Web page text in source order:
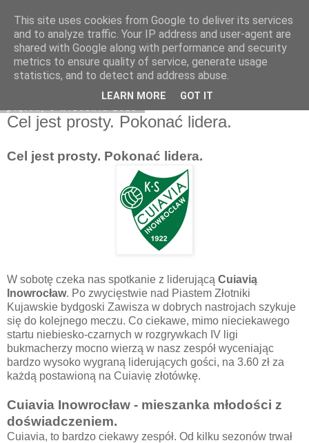
Zawisza1946.pl
Cel jest prosty. Pokonać lidera.
Cel jest prosty. Pokonać lidera.
W sobotę czeka nas spotkanie z liderującą Cuiavią
Inowrocław. Po zwycięstwie nad Piastem Złotniki
Kujawskie bydgoski Zawisza w dobrych nastrojach szykuje
się do kolejnego meczu. Co ciekawe, mimo nieciekawego
startu niebiesko-czarnych w rozgrywkach IV ligi
bukmacherzy mocno wierzą w nasz zespół wyceniając
bardzo wysoko wygraną liderujących gości, na 3.60 zł za
każdą postawioną na Cuiavię złotówkę.
Cuiavia Inowrocław - mieszanka młodości z
doświadczeniem.
Cuiavia, to bardzo ciekawy zespół. Od kilku sezonów trwał
This site uses cookies from Google to deliver its services
and to analyze traffic. Your IP address and user-agent are
shared with Google along with performance and security
metrics to ensure quality of service, generate usage
statistics, and to detect and address abuse.
LEARN MORE GOT IT